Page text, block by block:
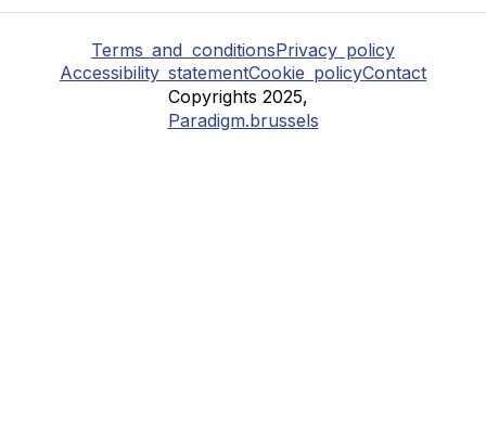
Terms and conditionsPrivacy policy
Accessibility statementCookie policyContact
Copyrights 2025,
Paradigm.brussels